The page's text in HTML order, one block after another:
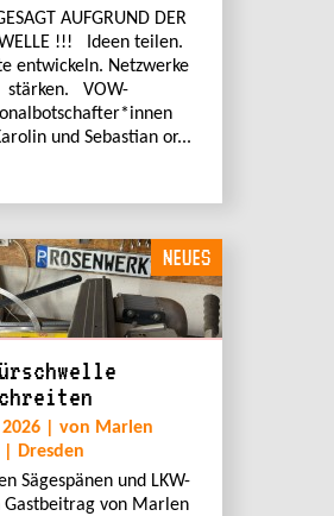
AUFGRUND DER
!!! Ideen teilen.
entwickeln. Netzwerke
stärken. VOW-
und Sebastian or...
NEUES
| von Marlen
| Dresden
Sägespänen und LKW-
Gastbeitrag von Marlen